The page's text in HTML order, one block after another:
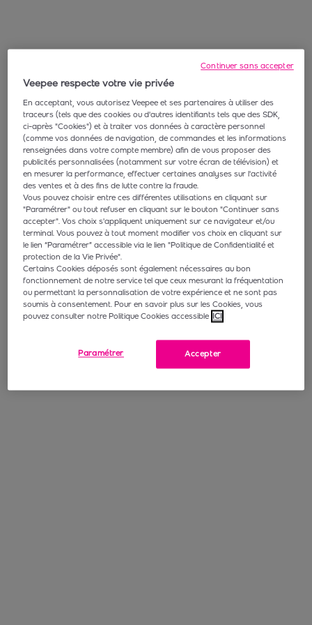
Veepee respecte votre vie privée
En acceptant, vous autorisez Veepee et ses partenaires à utiliser des
traceurs (tels que des cookies ou d'autres identifiants tels que des SDK,
ci-après "Cookies") et à traiter vos données à caractère personnel
(comme vos données de navigation, de commandes et les informations
renseignées dans votre compte membre) afin de vous proposer des
publicités personnalisées (notamment sur votre écran de télévision) et
en mesurer la performance, effectuer certaines analyses sur l'activité
des ventes et à des fins de lutte contre la fraude.
Vous pouvez choisir entre ces différentes utilisations en cliquant sur
"Paramétrer" ou tout refuser en cliquant sur le bouton "Continuer sans
accepter". Vos choix s'appliquent uniquement sur ce navigateur et/ou
terminal. Vous pouvez à tout moment modifier vos choix en cliquant sur
le lien “Paramétrer” accessible via le lien "Politique de Confidentialité et
protection de la Vie Privée".
Certains Cookies déposés sont également nécessaires au bon
fonctionnement de notre service tel que ceux mesurant la fréquentation
ou permettant la personnalisation de votre expérience et ne sont pas
soumis à consentement. Pour en savoir plus sur les Cookies, vous
pouvez consulter notre Politique Cookies accessible ICI
Accepter
Paramétrer
Continuer sans accepter